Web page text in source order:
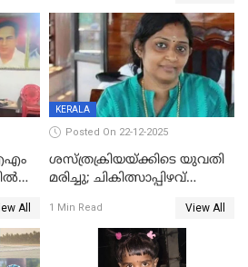
All
KERALA
Posted On 22-12-2025
ശസ്ത്രക്രിയയ്‌ക്കിടെ യുവതി
മരിച്ചു; ചികിത്സാപ്പിഴവ്
സംഭവം മാവേലിക്കരയിൽ
1 Min Read View All